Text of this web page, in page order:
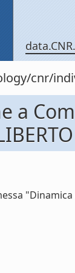
cnr/
a
"Dinamica